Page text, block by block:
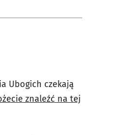
Ubogich czekają
znaleźć na tej